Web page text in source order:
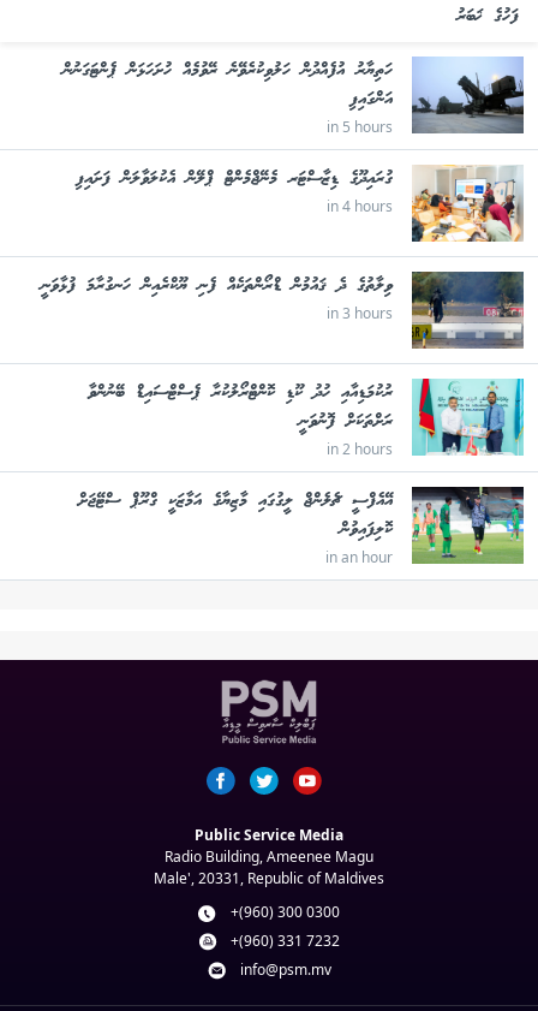
ފަހުގެ ޚަބަރު
ހަތިޔާރު އުފެއްދުން ހަލުވިކުރެވޭނެ ރޭވުމެއް ހުށަހަޅަން ޕެންޓަގަނުން
އަންގައިފި
in 5 hours
ގުރައިދޫގެ ޑިޒާސްޓަރ މެނޭޖްމެންޓް ޕްލޭން އެކުލަވާލަން ފަށައިފި
in 4 hours
ވިލާތުގެ ދެ ޤައުމުން ޑްރޯންތަކެއް ފެނި ޔޫކްރެއިން ހަނގުރާމަ ފުޅާވަނީ
in 3 hours
ރުކުމަޑިއާއި ހުދު ކޫޑި ކޮންޓްރޯލުކުރާ ޕެސްޓްސައިޑް ބޭނުންވާ
ރަށްތަކަށް ފޮނުވަނީ
in 2 hours
އޭއެފްސީ ޗެލެންޖް ލީގުގައި މާޒިޔާގެ އަމާޒަކީ ގްރޫޕް ސްޓޭޖަށް
ކޮލިފައިވުން
in an hour
Public Service Media
Radio Building, Ameenee Magu
Male', 20331, Republic of Maldives
+(960) 300 0300
+(960) 331 7232
info@psm.mv